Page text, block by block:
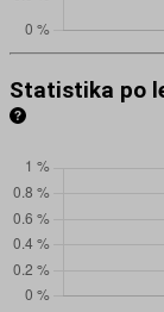
Statistika po